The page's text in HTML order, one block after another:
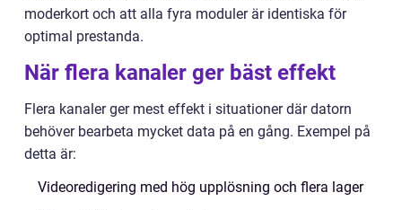
moderkort och att alla fyra moduler är identiska för
optimal prestanda.
När flera kanaler ger bäst effekt
Flera kanaler ger mest effekt i situationer där datorn
behöver bearbeta mycket data på en gång. Exempel på
detta är:
Videoredigering med hög upplösning och flera lager